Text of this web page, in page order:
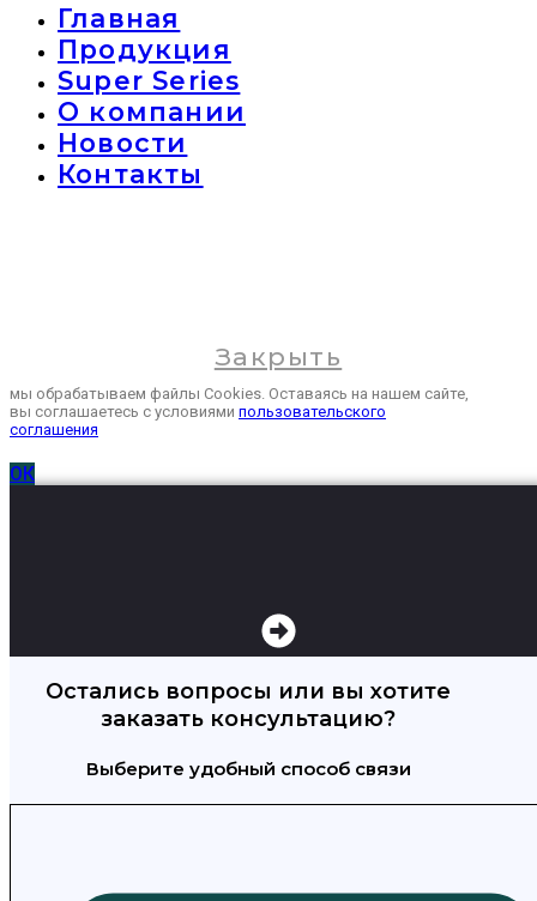
Главная
Продукция
Super Series
О компании
Новости
Контакты
Закрыть
мы обрабатываем файлы Cookies. Оставаясь на нашем сайте,
вы соглашаетесь с условиями пользовательского
соглашения
ОК
Остались вопросы или вы хотите
заказать консультацию?
Выберите удобный способ связи